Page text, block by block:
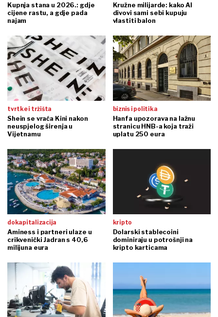
Kupnja stana u 2026.: gdje
cijene rastu, a gdje pada
najam
Kružne milijarde: kako AI
divovi sami sebi kupuju
vlastiti balon
tvrtke i tržišta
Shein se vraća Kini nakon
neuspjelog širenja u
Vijetnamu
biznis i politika
Hanfa upozorava na lažnu
stranicu HNB-a koja traži
uplatu 250 eura
dokapitalizacija
Aminess i partneri ulaze u
crikvenički Jadran s 40,6
milijuna eura
kripto
Dolarski stablecoini
dominiraju u potrošnji na
kripto karticama